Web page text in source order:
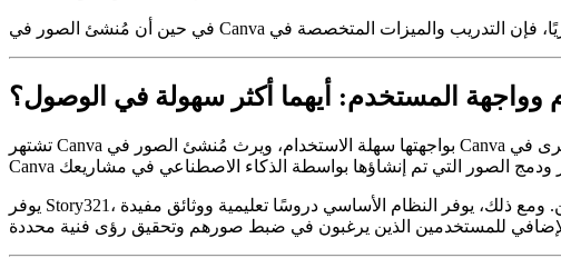
وواجهة المستخدم: أيهما أكثر سهولة في الوصول؟
تشتهر Canva بواجهتها سهلة الاستخدام، ويرث مُنشئ الصور في Canva سهولة الاستخدام هذه. العملية واضحة ومباشرة: أدخل مطالبتك، وحدد نمطًا، وأنشئ صورتك. يجعل التكامل مع أدوات التصميم الأخرى في
يوفر Story321، على الرغم من أنه لا يزال بديهيًا نسبيًا، عناصر تحكم وخيارات تخصيص أكثر تقدمًا، مما قد يتطلب منحنى تعلم أكثر حدة للمبتدئين. ومع ذلك، يوفر النظام الأساسي دروسًا تعليمية ووثائق مفيدة